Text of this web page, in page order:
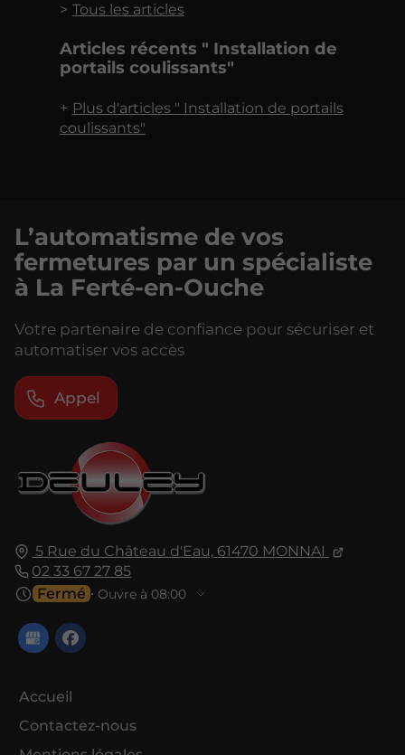
Tous les articles
Articles récents " Installation de
portails coulissants"
Plus d'articles " Installation de portails
coulissants"
5 Rue du Château d'Eau, 61470 MONNAI
02 33 67 27 85
Fermé ⋅ Ouvre à 08:00
Accueil
Contactez-nous
L’automatisme de vos
fermetures par un spécialiste
à La Ferté-en-Ouche
Votre partenaire de confiance pour sécuriser et
automatiser vos accès
Appel